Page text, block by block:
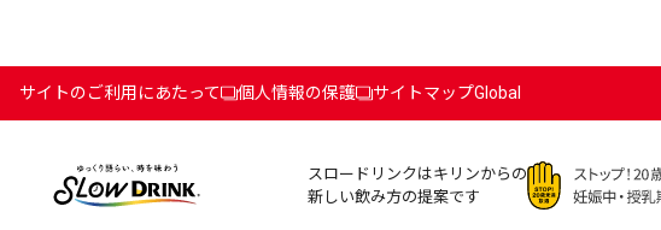
サイトのご利用にあたって 個人情報の保護 サイトマップGlobal
スロードリンクはキリンからの
新しい飲み方の提案です